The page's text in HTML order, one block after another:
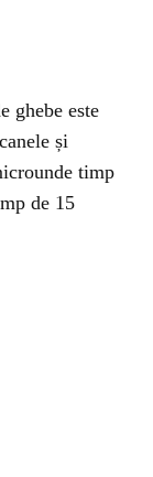
ghebe este
și
timp
de 15